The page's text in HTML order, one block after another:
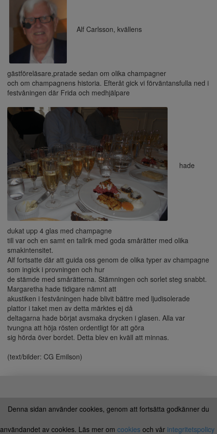
Alf Carlsson, kvällens
gästföreläsare,pratade sedan om olika champagner
och om champagnens historia. Efteråt gick vi förväntansfulla ned i
festvåningen där Frida och medhjälpare
hade
dukat upp 4 glas med champagne
till var och en samt en tallrik med goda smårätter med olika
smakintensitet.
Alf fortsatte där att guida oss genom de olika typer av champagne
som ingick i provningen och hur
de stämde med smårätterna. Stämningen och sorlet steg snabbt.
Margaretha hade tidigare nämnt att
akustiken i festvåningen hade blivit bättre med ljudisolerade
plattor i taket men av detta märktes ej då
deltagarna hade börjat avsmaka drycken i glasen. Alla var
tvungna att höja rösten ordentligt för att göra
sig hörda över bordet. Detta blev en kväll att minnas.
(text/bilder: CG Emilson)
Erik Dahlbergsgatan 9, 411 26, Göteborg |
Tel: 031-711 91 74 | info@gtskansli.se
Denna sidan använder cookies, genom att fortsätta godkänner du
användandet av cookies. Läs mer om cookies och vår integritetspolicy